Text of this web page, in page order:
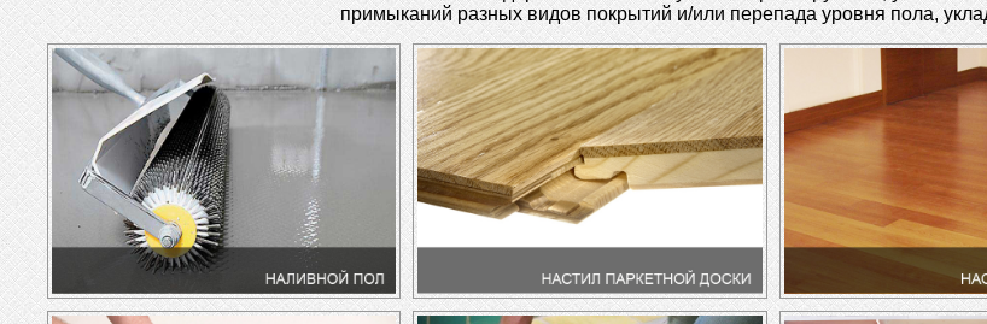
примыканий разных видов покрытий и/или перепада уровня пола,